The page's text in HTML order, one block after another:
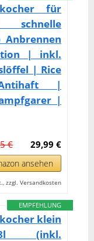
für
Anbrennen
| inkl.
| Rice
|
|
29,99 €
€
ansehen
zzgl. Versandkosten
EMPFEHLUNG
klein
(inkl.